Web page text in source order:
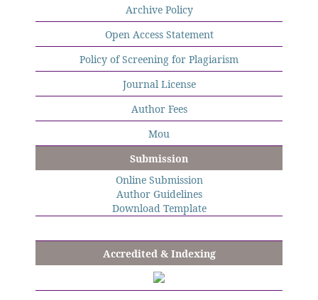
Archive Policy
Open Access Statement
Policy of Screening for Plagiarism
Journal License
Author Fees
Mou
Submission
Online Submission
Author Guidelines
Download Template
Accredited & Indexing